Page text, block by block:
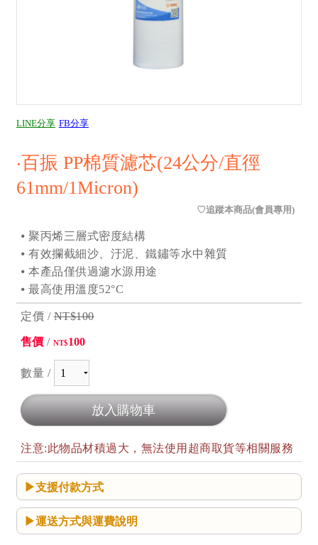
LINE分享 FB分享
‧百振 PP棉質濾芯(24公分/直徑
61mm/1Micron)
⦁ 聚丙烯三層式密度結構
⦁ 有效攔截細沙、汙泥、鐵鏽等水中雜質
⦁ 本產品僅供過濾水源用途
⦁ 最高使用溫度52°C
定價 /NT$100
售價 / NT$100
數量 /
注意:此物品材積過大，無法使用超商取貨等相關服務
支援付款方式
運送方式與運費說明